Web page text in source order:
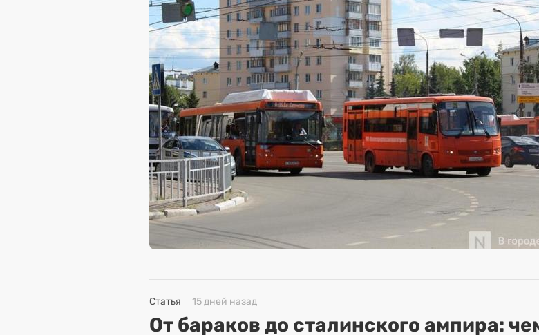
Статья 15 дней назад
От бараков до сталинского ампира: